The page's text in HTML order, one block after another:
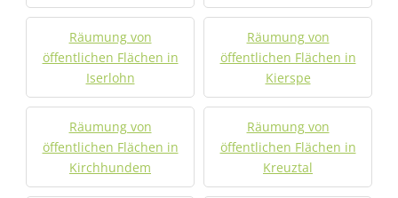
Räumung von
öffentlichen Flächen in
Iserlohn
Räumung von
öffentlichen Flächen in
Kierspe
Räumung von
öffentlichen Flächen in
Kirchhundem
Räumung von
öffentlichen Flächen in
Kreuztal